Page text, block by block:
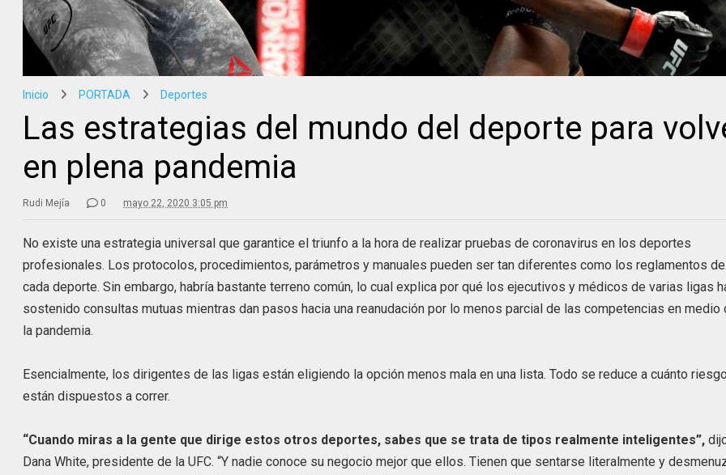
Inicio PORTADA Deportes
Las estrategias del mundo del deporte para
en plena pandemia
Rudi Mejía 0 mayo 22, 2020 3:05 pm
No existe una estrategia universal que garantice el triunfo a la hora de realizar pruebas de coronavirus en los deportes
profesionales. Los protocolos, procedimientos, parámetros y manuales pueden ser tan diferentes como los reglamentos de
cada deporte. Sin embargo, habría bastante terreno común, lo cual explica por qué los ejecutivos y médicos de varias ligas
sostenido consultas mutuas mientras dan pasos hacia una reanudación por lo menos parcial de las competencias en medio
la pandemia.
Esencialmente, los dirigentes de las ligas están eligiendo la opción menos mala en una lista. Todo se reduce a cuánto
están dispuestos a correr.
“Cuando miras a la gente que dirige estos otros deportes, sabes que se trata de tipos realmente inteligentes”,
Dana White, presidente de la UFC. “Y nadie conoce su negocio mejor que ellos. Tienen que sentarse literalmente y